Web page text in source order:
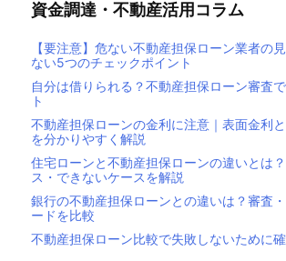
資金調達・不動産活用コラム
【要注意】危ない不動産担保ローン業者の
ない5つのチェックポイント
自分は借りられる？不動産担保ローン審査
ト
不動産担保ローンの金利に注意｜表面金利
を分かりやすく解説
住宅ローンと不動産担保ローンの違いとは
ス・できないケースを解説
銀行の不動産担保ローンとの違いは？審査
ードを比較
不動産担保ローン比較で失敗しないために